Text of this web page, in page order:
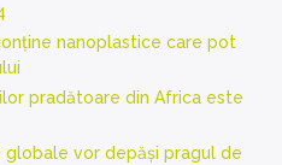
nanoplastice care pot
pradătoare din Africa este
vor depăși pragul de